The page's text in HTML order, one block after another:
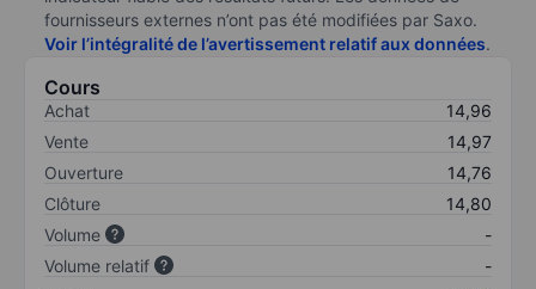
fournisseurs externes n’ont pas été modifiées par Saxo.
Voir l’intégralité de l’avertissement relatif aux données.
Cours
Achat
14,96
Vente
14,97
Ouverture
14,76
Clôture
14,80
Volume
-
Volume relatif
-